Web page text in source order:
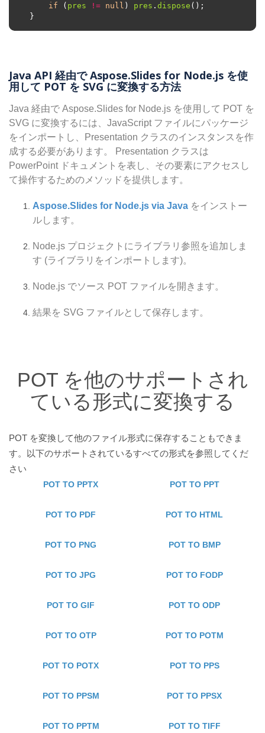
if ( pres != null ) pres . dispose
Java API 経由で Aspose.Slides for Node.js を使
用して POT を SVG に変換する方法
Java 経由で Aspose.Slides for Node.js を使用して POT を
SVG に変換するには、JavaScript ファイルにパッケージ
をインポートし、Presentation クラスのインスタンスを作
成する必要があります。 Presentation クラスは
PowerPoint ドキュメントを表し、その要素にアクセスし
て操作するためのメソッドを提供します。
Aspose.Slides for Node.js via Java をインストー
ルします。
Node.js プロジェクトにライブラリ参照を追加しま
す (ライブラリをインポートします)。
Node.js でソース POT ファイルを開きます。
結果を SVG ファイルとして保存します。
POT を他のサポートされ
ている形式に変換する
POT を変換して他のファイル形式に保存することもできま
す。以下のサポートされているすべての形式を参照してくだ
さい
POT TO PPTX POT TO PPT
POT TO PDF POT TO HTML
POT TO PNG POT TO BMP
POT TO JPG POT TO FODP
POT TO GIF POT TO ODP
POT TO OTP POT TO POTM
POT TO POTX POT TO PPS
POT TO PPSM POT TO PPSX
POT TO PPTM POT TO TIFF